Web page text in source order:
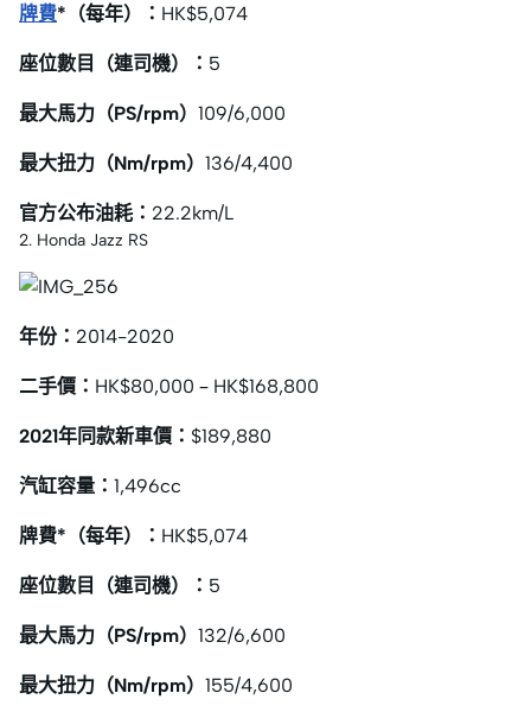
牌費*（每年）： HK$5,074
座位數目（連司機）： 5
最大馬力（PS/rpm） 109/6,000
最大扭力（Nm/rpm） 136/4,400
官方公布油耗： 22.2km/L
2. Honda Jazz RS
年份： 2014-2020
二手價： HK$80,000 – HK$168,800
2021年同款新車價： $189,880
汽缸容量： 1,496cc
牌費*（每年）： HK$5,074
座位數目（連司機）： 5
最大馬力（PS/rpm） 132/6,600
最大扭力（Nm/rpm） 155/4,600